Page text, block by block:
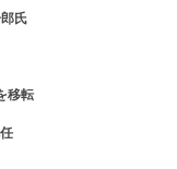
氏
移転